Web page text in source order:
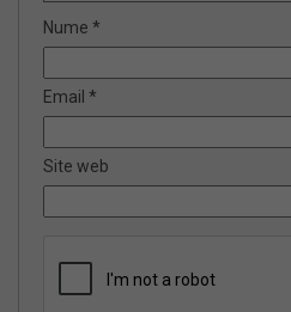
Nume *
Email *
Site web